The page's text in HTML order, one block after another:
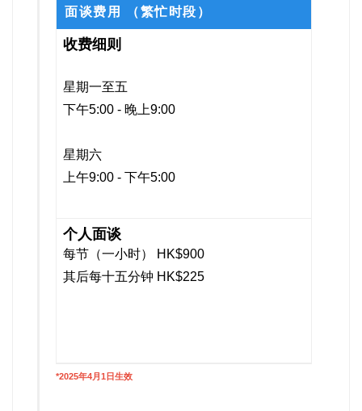
面谈费用 （繁忙时段）
星期一至五
下午5:00 - 晚上9:00
星期六
上午9:00 - 下午5:00
每节（一小时） HK$900
其后每十五分钟 HK$225
*2025年4月1日生效